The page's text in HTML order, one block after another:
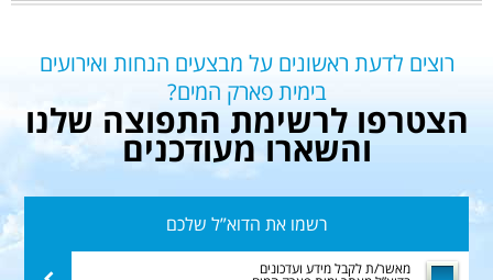
רוצים לדעת ראשונים על מבצעים הנחות ואירועים
בימית פארק המים?
הצטרפו לרשימת התפוצה שלנו
והשארו מעודכנים
הדוא”ל
מאשר/ת לקבל מידע ועדכונים